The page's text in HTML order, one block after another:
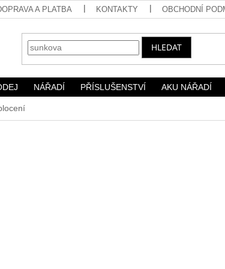
A PLATBA KONTAKTY OBCHODNÍ
HLEDAT
NÁŘADÍ PŘÍSLUŠENSTVÍ AKU NÁŘADÍ